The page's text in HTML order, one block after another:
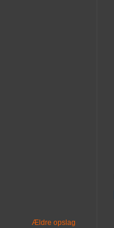
Ældre opslag